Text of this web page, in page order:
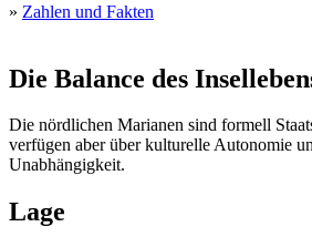
» Zahlen und Fakten
Die Balance des
Die nördlichen Marianen sind formell
verfügen aber über kulturelle Autonomie
Unabhängigkeit.
Lage